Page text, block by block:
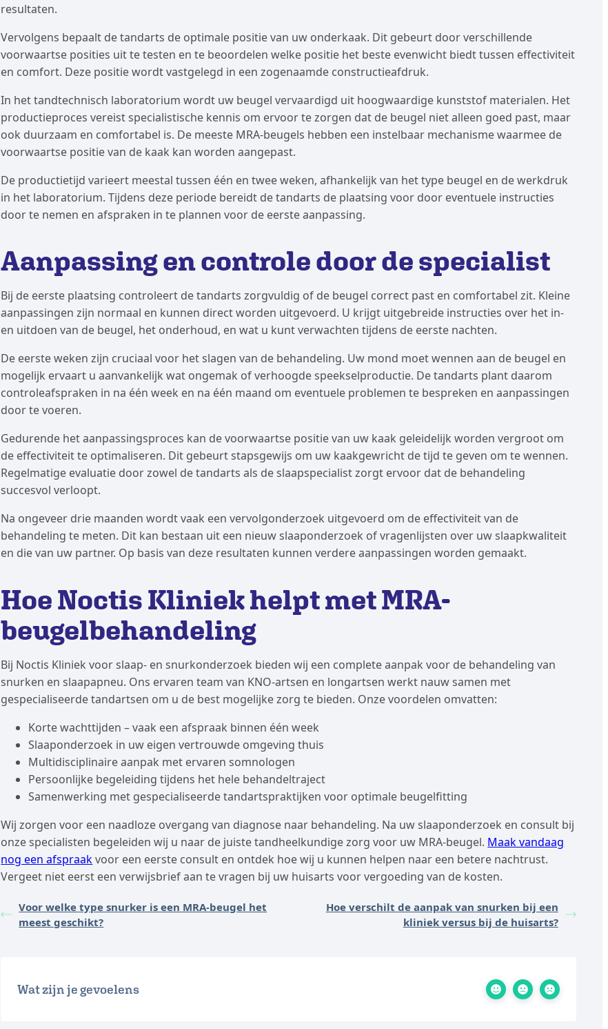
resultaten.
Vervolgens bepaalt de tandarts de optimale positie van uw onderkaak. Dit gebeurt door verschillende
voorwaartse posities uit te testen en te beoordelen welke positie het beste evenwicht biedt tussen effectiviteit
en comfort. Deze positie wordt vastgelegd in een zogenaamde constructieafdruk.
In het tandtechnisch laboratorium wordt uw beugel vervaardigd uit hoogwaardige kunststof materialen. Het
productieproces vereist specialistische kennis om ervoor te zorgen dat de beugel niet alleen goed past, maar
ook duurzaam en comfortabel is. De meeste MRA-beugels hebben een instelbaar mechanisme waarmee de
voorwaartse positie van de kaak kan worden aangepast.
De productietijd varieert meestal tussen één en twee weken, afhankelijk van het type beugel en de werkdruk
in het laboratorium. Tijdens deze periode bereidt de tandarts de plaatsing voor door eventuele instructies
door te nemen en afspraken in te plannen voor de eerste aanpassing.
Aanpassing en controle door de specialist
Bij de eerste plaatsing controleert de tandarts zorgvuldig of de beugel correct past en comfortabel zit. Kleine
aanpassingen zijn normaal en kunnen direct worden uitgevoerd. U krijgt uitgebreide instructies over het in-
en uitdoen van de beugel, het onderhoud, en wat u kunt verwachten tijdens de eerste nachten.
De eerste weken zijn cruciaal voor het slagen van de behandeling. Uw mond moet wennen aan de beugel en
mogelijk ervaart u aanvankelijk wat ongemak of verhoogde speekselproductie. De tandarts plant daarom
controleafspraken in na één week en na één maand om eventuele problemen te bespreken en aanpassingen
door te voeren.
Gedurende het aanpassingsproces kan de voorwaartse positie van uw kaak geleidelijk worden vergroot om
de effectiviteit te optimaliseren. Dit gebeurt stapsgewijs om uw kaakgewricht de tijd te geven om te wennen.
Regelmatige evaluatie door zowel de tandarts als de slaapspecialist zorgt ervoor dat de behandeling
succesvol verloopt.
Na ongeveer drie maanden wordt vaak een vervolgonderzoek uitgevoerd om de effectiviteit van de
behandeling te meten. Dit kan bestaan uit een nieuw slaaponderzoek of vragenlijsten over uw slaapkwaliteit
en die van uw partner. Op basis van deze resultaten kunnen verdere aanpassingen worden gemaakt.
Hoe Noctis Kliniek helpt met MRA-
beugelbehandeling
Bij Noctis Kliniek voor slaap- en snurkonderzoek bieden wij een complete aanpak voor de behandeling van
snurken en slaapapneu. Ons ervaren team van KNO-artsen en longartsen werkt nauw samen met
gespecialiseerde tandartsen om u de best mogelijke zorg te bieden. Onze voordelen omvatten:
Korte wachttijden – vaak een afspraak binnen één week
Slaaponderzoek in uw eigen vertrouwde omgeving thuis
Multidisciplinaire aanpak met ervaren somnologen
Persoonlijke begeleiding tijdens het hele behandeltraject
Samenwerking met gespecialiseerde tandartspraktijken voor optimale beugelfitting
Wij zorgen voor een naadloze overgang van diagnose naar behandeling. Na uw slaaponderzoek en consult bij
onze specialisten begeleiden wij u naar de juiste tandheelkundige zorg voor uw MRA-beugel. Maak vandaag
nog een afspraakvoor een eerste consult en ontdek hoe wij u kunnen helpen naar een betere nachtrust.
Vergeet niet eerst een verwijsbrief aan te vragen bij uw huisarts voor vergoeding van de kosten.
Voor welke type snurker is een MRA-beugel het
meest geschikt?
Hoe verschilt de aanpak van snurken bij een
kliniek versus bij de huisarts?
Wat zijn je gevoelens